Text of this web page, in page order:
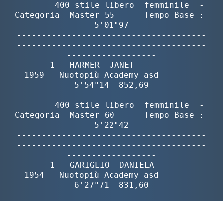
        400 stile libero  femminile  -
Categoria  Master 55      Tempo Base :
5'01"97
--------------------------------------
--------------------------------------
------------------
       1   HARMER  JANET
1959   Nuotopiù Academy asd
5'54"14  852,69
        400 stile libero  femminile  -
Categoria  Master 60      Tempo Base :
5'22"42
--------------------------------------
--------------------------------------
------------------
       1   GARIGLIO  DANIELA
1954   Nuotopiù Academy asd
6'27"71  831,60